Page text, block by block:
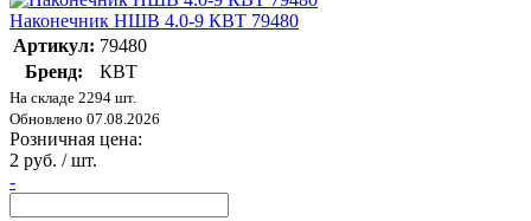
Наконечник НШВ 4.0-9 КВТ 79480
Артикул: 79480
Бренд:
КВТ
На складе 2294 шт.
Обновлено 07.08.2026
Розничная цена:
2 руб. / шт.
-